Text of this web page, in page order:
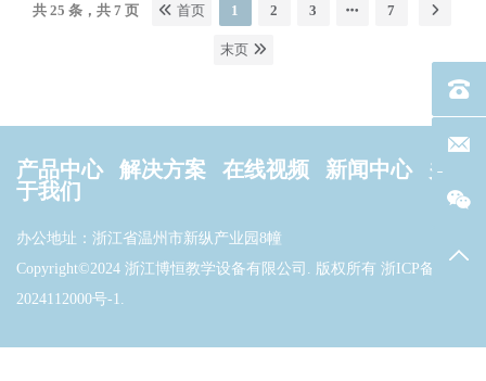
共 25 条，共 7 页 首页 1 2 3 7
末页
产品中心 解决方案 在线视频 新闻中心
关
于我们
办公地址：浙江省温州市新纵产业园8幢
Copyright©2024 浙江博恒教学设备有限公司. 版权所有 浙ICP备
2024112000号-1
电话
联系
返回